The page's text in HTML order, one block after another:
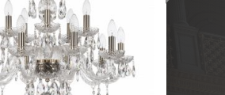
Стеклянный рожок
арматуры: Патина/
Кол-во ламп: 15